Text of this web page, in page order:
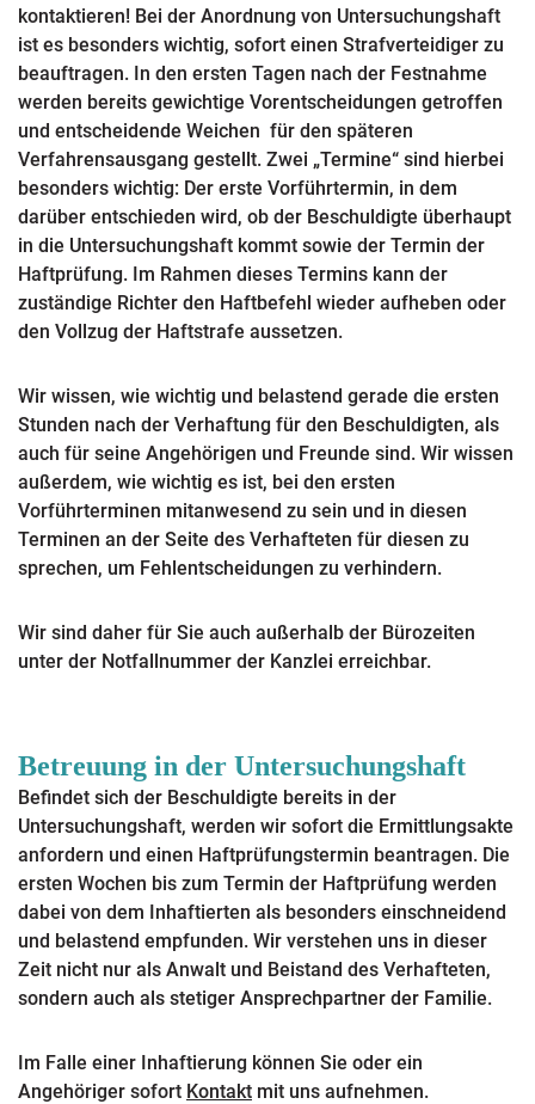
kontaktieren! Bei der Anordnung von Untersuchungshaft
ist es besonders wichtig, sofort einen Strafverteidiger zu
beauftragen. In den ersten Tagen nach der Festnahme
werden bereits gewichtige Vorentscheidungen getroffen
und entscheidende Weichen für den späteren
Verfahrensausgang gestellt. Zwei „Termine“ sind hierbei
besonders wichtig: Der erste Vorführtermin, in dem
darüber entschieden wird, ob der Beschuldigte überhaupt
in die Untersuchungshaft kommt sowie der Termin der
Haftprüfung. Im Rahmen dieses Termins kann der
zuständige Richter den Haftbefehl wieder aufheben oder
den Vollzug der Haftstrafe aussetzen.
Wir wissen, wie wichtig und belastend gerade die ersten
Stunden nach der Verhaftung für den Beschuldigten, als
auch für seine Angehörigen und Freunde sind. Wir wissen
außerdem, wie wichtig es ist, bei den ersten
Vorführterminen mitanwesend zu sein und in diesen
Terminen an der Seite des Verhafteten für diesen zu
sprechen, um Fehlentscheidungen zu verhindern.
Wir sind daher für Sie auch außerhalb der Bürozeiten
unter der Notfallnummer der Kanzlei erreichbar.
Betreuung in der Untersuchungshaft
Befindet sich der Beschuldigte bereits in der
Untersuchungshaft, werden wir sofort die Ermittlungsakte
anfordern und einen Haftprüfungstermin beantragen. Die
ersten Wochen bis zum Termin der Haftprüfung werden
dabei von dem Inhaftierten als besonders einschneidend
und belastend empfunden. Wir verstehen uns in dieser
Zeit nicht nur als Anwalt und Beistand des Verhafteten,
sondern auch als stetiger Ansprechpartner der Familie.
Im Falle einer Inhaftierung können Sie oder ein
Angehöriger sofort Kontakt mit uns aufnehmen.